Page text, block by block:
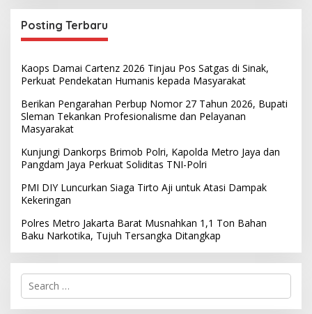
Posting Terbaru
Kaops Damai Cartenz 2026 Tinjau Pos Satgas di Sinak,
Perkuat Pendekatan Humanis kepada Masyarakat
Berikan Pengarahan Perbup Nomor 27 Tahun 2026, Bupati
Sleman Tekankan Profesionalisme dan Pelayanan
Masyarakat
Kunjungi Dankorps Brimob Polri, Kapolda Metro Jaya dan
Pangdam Jaya Perkuat Soliditas TNI-Polri
PMI DIY Luncurkan Siaga Tirto Aji untuk Atasi Dampak
Kekeringan
Polres Metro Jakarta Barat Musnahkan 1,1 Ton Bahan
Baku Narkotika, Tujuh Tersangka Ditangkap
S